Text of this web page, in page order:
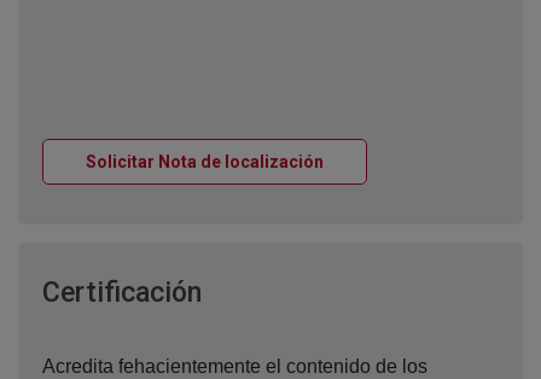
Solicitar Nota de localización
Certificación
Acredita fehacientemente el contenido de los